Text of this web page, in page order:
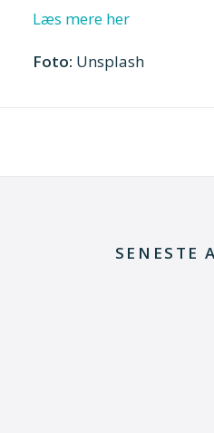
Læs mere her
Foto: Unsplash
SENESTE